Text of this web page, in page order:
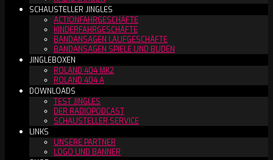
SCHAUSTELLER JINGLES
ACTIONFAHRGESCHÄFTE
KINDERFAHRGESCHÄFTE
BANDANSAGEN LAUFGESCHÄFTE
BANDANSAGEN SPIELE UND BUDEN
JINGLEBOXEN
ROLAND 404 MK2
ROLAND 404 A
DOWNLOADS
TEST JINGLES
DER RADIOPODCAST
SCHAUSTELLER SERVICE
LINKS
UNSERE PARTNER
LOGO UND BANNER